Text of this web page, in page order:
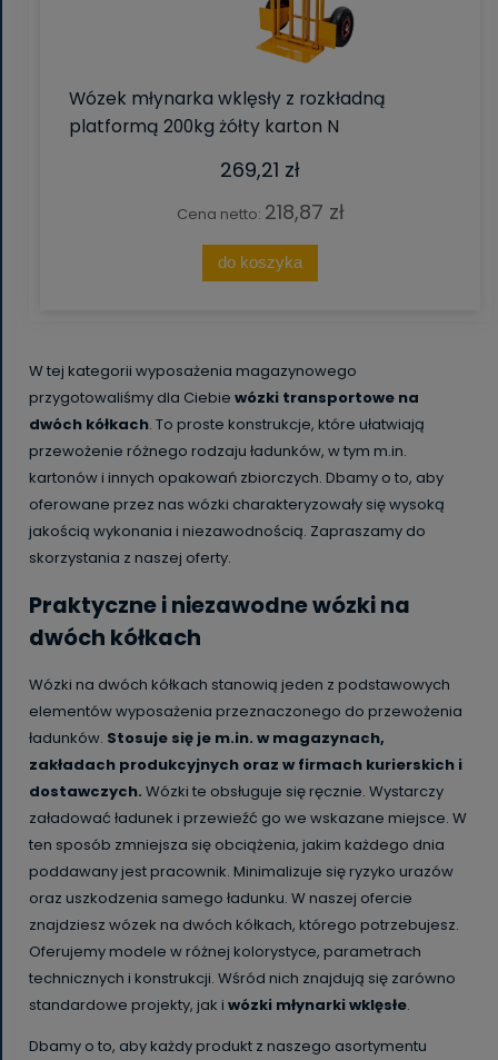
Wózek młynarka wklęsły z rozkładną
platformą 200kg żółty karton N
269,21 zł
Cena netto: 218,87 zł
do koszyka
W tej kategorii wyposażenia magazynowego
przygotowaliśmy dla Ciebie wózki transportowe na
dwóch kółkach. To proste konstrukcje, które ułatwiają
przewożenie różnego rodzaju ładunków, w tym m.in.
kartonów i innych opakowań zbiorczych. Dbamy o to, aby
oferowane przez nas wózki charakteryzowały się wysoką
jakością wykonania i niezawodnością. Zapraszamy do
skorzystania z naszej oferty.
Praktyczne i niezawodne wózki na
dwóch kółkach
Wózki na dwóch kółkach stanowią jeden z podstawowych
elementów wyposażenia przeznaczonego do przewożenia
ładunków. Stosuje się je m.in. w magazynach,
zakładach produkcyjnych oraz w firmach kurierskich i
dostawczych. Wózki te obsługuje się ręcznie. Wystarczy
załadować ładunek i przewieźć go we wskazane miejsce. W
ten sposób zmniejsza się obciążenia, jakim każdego dnia
poddawany jest pracownik. Minimalizuje się ryzyko urazów
oraz uszkodzenia samego ładunku. W naszej ofercie
znajdziesz wózek na dwóch kółkach, którego potrzebujesz.
Oferujemy modele w różnej kolorystyce, parametrach
technicznych i konstrukcji. Wśród nich znajdują się zarówno
standardowe projekty, jak i wózki młynarkiwklęsłe.
Dbamy o to, aby każdy produkt z naszego asortymentu